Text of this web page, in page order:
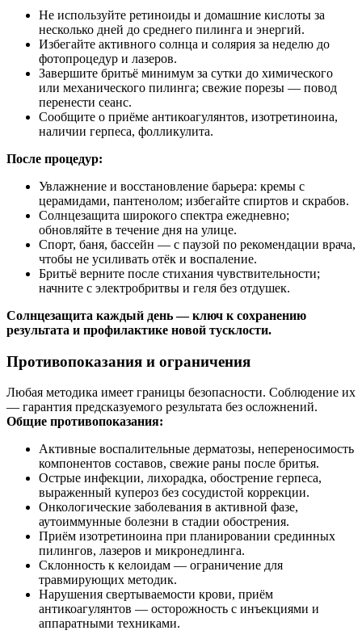
Не используйте ретиноиды и домашние кислоты за
несколько дней до среднего пилинга и энергий.
Избегайте активного солнца и солярия за неделю до
фотопроцедур и лазеров.
Завершите бритьё минимум за сутки до химического
или механического пилинга; свежие порезы — повод
перенести сеанс.
Сообщите о приёме антикоагулянтов, изотретиноина,
наличии герпеса, фолликулита.
После процедур:
Увлажнение и восстановление барьера: кремы с
церамидами, пантенолом; избегайте спиртов и скрабов.
Солнцезащита широкого спектра ежедневно;
обновляйте в течение дня на улице.
Спорт, баня, бассейн — с паузой по рекомендации врача,
чтобы не усиливать отёк и воспаление.
Бритьё верните после стихания чувствительности;
начните с электробритвы и геля без отдушек.
Солнцезащита каждый день — ключ к сохранению
результата и профилактике новой тусклости.
Противопоказания и ограничения
Любая методика имеет границы безопасности. Соблюдение их
— гарантия предсказуемого результата без осложнений.
Общие противопоказания:
Активные воспалительные дерматозы, непереносимость
компонентов составов, свежие раны после бритья.
Острые инфекции, лихорадка, обострение герпеса,
выраженный купероз без сосудистой коррекции.
Онкологические заболевания в активной фазе,
аутоиммунные болезни в стадии обострения.
Приём изотретиноина при планировании срединных
пилингов, лазеров и микронедлинга.
Склонность к келоидам — ограничение для
травмирующих методик.
Нарушения свертываемости крови, приём
антикоагулянтов — осторожность с инъекциями и
аппаратными техниками.